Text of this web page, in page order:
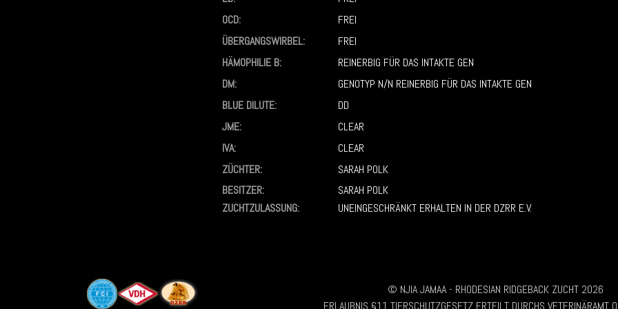
OCD:
FREI
ÜBERGANGSWIRBEL:
FREI
HÄMOPHILIE B:
REINERBIG FÜR DAS INTAKTE GEN
DM:
GENOTYP N/N REINERBIG FÜR DAS INTAKTE GEN
BLUE DILUTE:
DD
JME:
CLEAR
IVA:
CLEAR
ZÜCHTER:
SARAH POLK
BESITZER:
SARAH POLK
ZUCHTZULASSUNG:
UNEINGESCHRÄNKT ERHALTEN IN DER DZRR E.V.
© NJIA JAMAA - RHODESIAN RIDGEBACK ZUCHT 2026
ERLAUBNIS §11 TIERSCHUTZGESETZ ERTEILT DURCHS VETERINÄRAMT